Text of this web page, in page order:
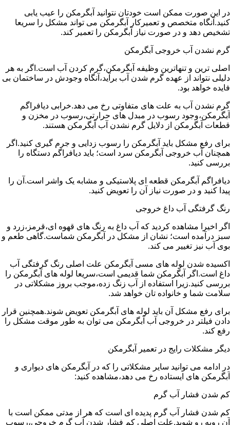
در این صورت ممکن است خودتان نتوانید آبگرمکن را عیب یابی
کنید.آنگاه متخصص و تعمیرکار آبگرمکن می تواند مشکل را سریعا
تشخیص دهد و در صورت نیاز آبگرمکن را تعمیر کند.
گرم نشدن آب خروجی آبگرمکن
اصلی ترین و تنهاترین وظیفه آبگرمکن،گرم کردن آب است.اگر به هر
دلیلی نتواند از عهده گرم شدن آب برآید،آنگاه وجودش در ساختمان بی
فایده خواهد بود.
گرم نشدن آب به علت های متفاوتی رخ می دهد.خرابی دیافراگم
آبگرمکن،وجود رسوب در مبدل های حرارتی،رسوب در مخزن و
قطعات آبگرمکن از دلایل گرم نشدن آب آبگرمکن هستند.
برای رفع مشکل باید آبگرمکن را رسوب زدایی و جرم گیری کنید.اگر
همچنان آب خروجی آبگرمکن سرد است؛ باید دیافراگم دستگاه را
بررسی کنید.
دیافراگم آبگرمکن قطعه ای پلاستیکی و مشابه یک واشر است.آن را
پیدا کنید و در صورت نیاز آن را تعویض کنید.
رنگ گرفتگی آب داغ خروجی
اگر اخیرا مشاهده کردید که آب داغ به رنگ های قهوه ای،قرمز،زرد و
سبز درآمده است؛ نشان از مشکل در آبگرمکن شماست.گاهی طعم و
بوی آب نیز تغییر می کند.
اکسیده شدن لوله های مسی آبگرمکن علت اصلی رنگ گرفتگی آب
داغ است.اگر آبگرمکن شما قدیمی است،سریعا لوله های آبگرمکن را
بررسی کنید.زیرا استفاده از آب زنگ زده،موجب بروز مشکلاتی در
سلامت شما و خانواده تان خواهد شد.
برای رفع مشکل آن باید لوله های آبگرمکن تعویض شوند.همچنین قرار
دادن فیلتر در خروجی آب آبگرمکن می توان به طور موقت مشکل را
رفع کند.
دیگر مشکلات رایج در تعمیر آبگرمکن
در ادامه می توانید سایر مشکلاتی را که در آبگرمکن های دیواری و
آبگرمکن های ایستاده رخ می دهد،مشاهده کنید:
کم شدن فشار آب گرم
کم شدن فشار آب گرم پدیده ای است که هر از مدتی ممکن است با
آن روبه رو شوید.علت اصلی کم فشار شدن آب گرم خروجی،رسوب